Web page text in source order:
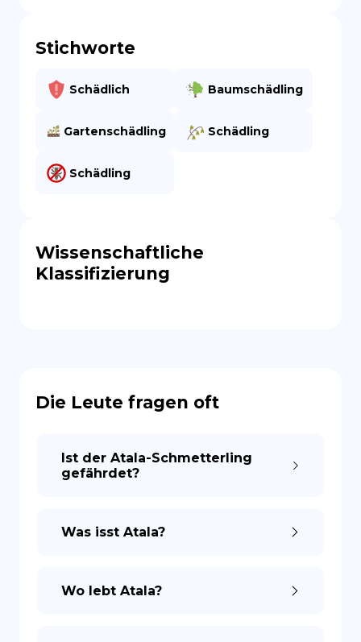
Stichworte
Schädlich Baumschädling
Gartenschädling Schädling
Schädling
Wissenschaftliche
Klassifizierung
Die Leute fragen oft
Ist der Atala-Schmetterling
gefährdet?
Was isst Atala?
Wo lebt Atala?